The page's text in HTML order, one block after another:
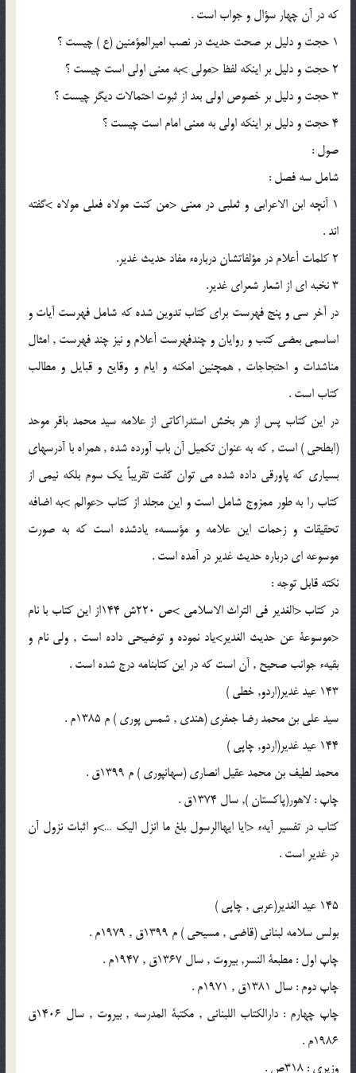
كه در آن چهار سؤال و جواب است .
1 حجت و دليل بر صحت حديث در نصب اميرالمؤمنين (ع ) چيست ؟
2 حجت و دليل بر اينكه لفظ <مولى >به معنى اولى است چيست ؟
3 حجت و دليل بر خصوص اولى بعد از ثبوت احتمالات ديگر چيست ؟
4 حجت و دليل بر اينكه اولى به معنى امام است چيست ؟
صول :
شامل سه فصل :
1 آنچه ابن الاعرابى و ثعلبى در معنى <من كنت مولاه فعلى مولاه >گفته
اند .
2 كلمات أعلام در مؤلفاتشان دربارهء مفاد حديث غدير.
3 نخبه اى از اشعار شعراى غدير.
در آخر سى و پنج فهرست براى كتاب تدوين شده كه شامل فهرست آيات و
اساسمى بعضى كتب و روايان و چندفهرست أعلام و نيز چند فهرست , امثال
مناشدات و احتجاجات , همچنين امكنه و ايام و وقايع و قبايل و مطالب
كتاب است .
در اين كتاب پس از هر بخش استدراكاتى از علامه سيد محمد باقر موحد
(ابطحى ) است , كه به عنوان تكميل آن باب آورده شده , همراه با آدرسهاى
بسيارى كه پاورقى داده شده مى توان گفت تقريباً يك سوم بلكه نيمى از
كتاب را به طور ممزوج شامل است و اين مجلد از كتاب <عوالم >به اضافه
تحقيقات و زحمات اين علامه و مؤسسهء يادشده است كه به صورت
موسوعه اى درباره حديث غدير در آمده است .
نكته قابل توجه :
در كتاب <الغدير فى التراث الاسلامى >ص 220ش 144از اين كتاب با نام
<موسوعة عن حديث الغدير>ياد نموده و توضيحى داده است , ولى نام و
بقيهء جوانب صحيح , آن است كه در اين كتابنامه درج شده است .
143 عيد غدير(اردو, خطى )
سيد على بن محمد رضا جعفرى (هندى , شمس پورى ) م 1385م .
144 عيد غدير(اردو, چاپى )
محمد لطيف بن محمد عقيل انصارى (سهانپورى ) م 1399ق .
چاپ : لاهور(پاكستان ), سال 1374ق .
كتاب در تفسير آيهء <ايا ايهاالرسول بلغ ما انزل اليك …>و اثبات نزول آن
در غدير است .
145 عيد الغدير(عربى , چاپى )
بولس سلامه لبنانى (قاضى , مسيحى ) م 1399ق , 1979م .
چاپ اول : مطبعة النسر, بيروت , سال 1367ق , 1947م .
چاپ دوم : سال 1381ق , 1971م .
چاپ چهارم : دارالكتاب اللبنانى , مكتبة المدرسه , بيروت , سال 1406ق
1986م .
وزيرى : 318ص .